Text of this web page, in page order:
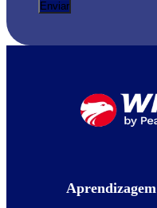
Aprendizagem